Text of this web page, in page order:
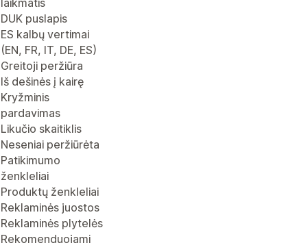
laikmatis
DUK puslapis
ES kalbų vertimai
(EN, FR, IT, DE, ES)
Greitoji peržiūra
Iš dešinės į kairę
Kryžminis
pardavimas
Likučio skaitiklis
Neseniai peržiūrėta
Patikimumo
ženkleliai
Produktų ženkleliai
Reklaminės juostos
Reklaminės plytelės
Rekomenduojami